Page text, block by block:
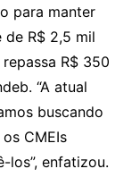
para manter
de R$ 2,5 mil
R$ 350
“A atual
buscando
CMEIs
los”, enfatizou.